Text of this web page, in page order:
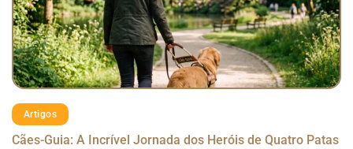
Artigos
Cães-Guia: A Incrível Jornada dos Heróis de Quatro Patas